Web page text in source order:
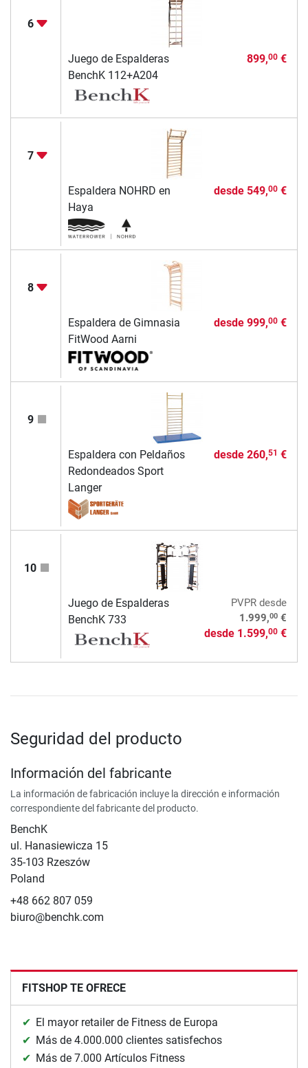
6
Juego de Espalderas
BenchK 112+A204
899,00€
7
Espaldera NOHRD en
Haya
desde 549,00€
8
Espaldera de Gimnasia
FitWood Aarni
desde 999,00€
9
Espaldera con Peldaños
Redondeados Sport
Langer
desde 260,51 €
10
Juego de Espalderas
BenchK 733
PVPRdesde
1.999,00€
desde 1.599,00€
Seguridad del producto
Información del fabricante
La información de fabricación incluye la dirección e información
correspondiente del fabricante del producto.
BenchK
ul. Hanasiewicza 15
35-103 Rzeszów
Poland
+48 662 807 059
biuro@benchk.com
FITSHOP TE OFRECE
El mayor retailer de Fitness de Europa
Más de 4.000.000 clientes satisfechos
Más de 7.000 Artículos Fitness